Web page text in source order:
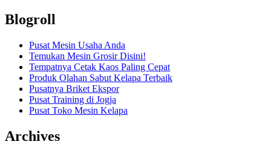
Blogroll
Pusat Mesin Usaha Anda
Temukan Mesin Grosir Disini!
Tempatnya Cetak Kaos Paling Cepat
Produk Olahan Sabut Kelapa Terbaik
Pusatnya Briket Ekspor
Pusat Training di Jogja
Pusat Toko Mesin Kelapa
Archives